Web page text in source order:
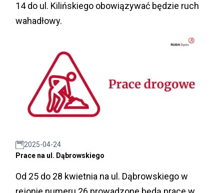
14 do ul. Kilińskiego obowiązywać będzie ruch
wahadłowy.
2025-04-24
Prace na ul. Dąbrowskiego
Od 25 do 28 kwietnia na ul. Dąbrowskiego w